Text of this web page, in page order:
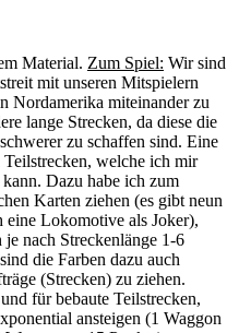
Material. Zum Spiel: Wir sind
mit unseren Mitspielern
Nordamerika miteinander zu
lange Strecken, da diese die
zu schaffen sind. Eine
Teilstrecken, welche ich mir
Dazu habe ich zum
Karten ziehen (es gibt neun
eine Lokomotive als Joker),
nach Streckenlänge 1-6
die Farben dazu auch
(Strecken) zu ziehen.
für bebaute Teilstrecken,
ansteigen (1 Waggon